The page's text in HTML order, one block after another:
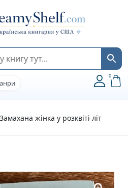
0
Замахана жінка у розквіті літ